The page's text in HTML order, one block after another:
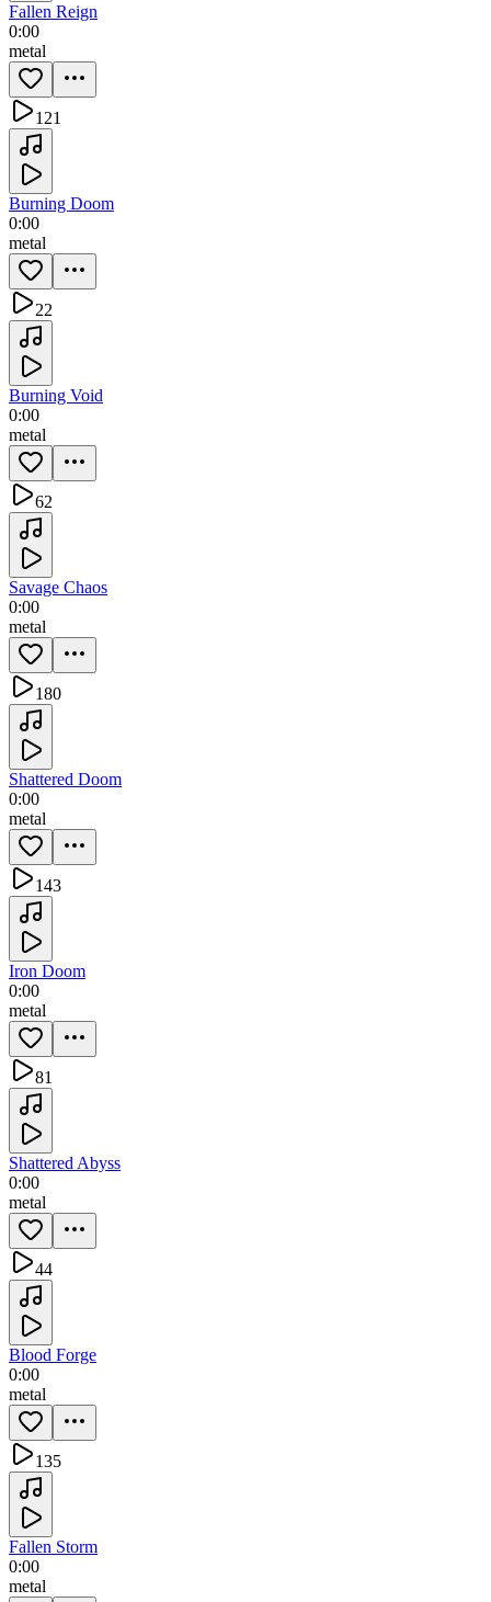
Fallen Reign
0:00
metal
121
Burning Doom
0:00
metal
22
Burning Void
0:00
metal
62
Savage Chaos
0:00
metal
180
Shattered Doom
0:00
metal
143
Iron Doom
0:00
metal
81
Shattered Abyss
0:00
metal
44
Blood Forge
0:00
metal
135
Fallen Storm
0:00
metal